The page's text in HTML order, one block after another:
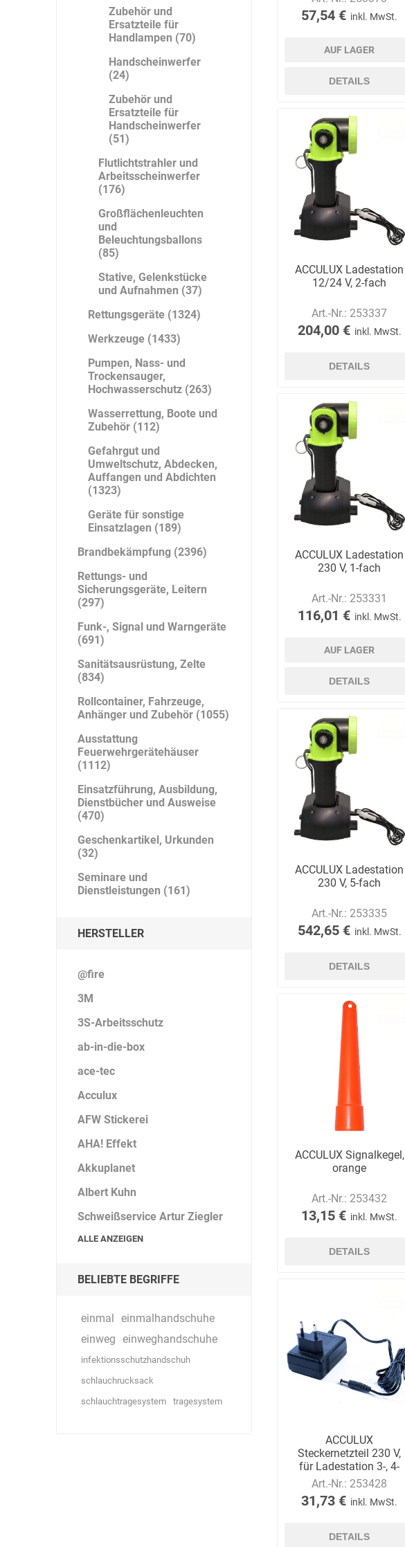
Schlauchboot
E.Pauli
ELECTRO-
MATION
elektron
systeme
Elried
57,54 € inkl. MwSt.
AUF LAGER
DETAILS
ACCULUX Ladestation
12/24 V, 2-fach
Art.-Nr.: 253337
204,00 € inkl. MwSt.
DETAILS
ACCULUX Ladestation
230 V, 1-fach
Art.-Nr.: 253331
116,01 € inkl. MwSt.
AUF LAGER
DETAILS
ACCULUX Ladestation
230 V, 5-fach
Art.-Nr.: 253335
542,65 € inkl. MwSt.
DETAILS
ACCULUX Signalkegel,
orange
Art.-Nr.: 253432
13,15 € inkl. MwSt.
DETAILS
ACCULUX
Steckernetzteil 230 V,
für Ladestation 3-, 4-
oder 5-fach
Art.-Nr.: 253428
31,73 € inkl. MwSt.
DETAILS
Zubehör und
Ersatzteile für
Handlampen (70)
Handscheinwerfer
(24)
Zubehör und
Ersatzteile für
Handscheinwerfer
(51)
Flutlichtstrahler und
Arbeitsscheinwerfer
(176)
Großflächenleuchten
und
Beleuchtungsballons
(85)
Stative, Gelenkstücke
und Aufnahmen (37)
Rettungsgeräte (1324)
Werkzeuge (1433)
Pumpen, Nass- und
Trockensauger,
Hochwasserschutz (263)
Wasserrettung, Boote und
Zubehör (112)
Gefahrgut und
Umweltschutz, Abdecken,
Auffangen und Abdichten
(1323)
Geräte für sonstige
Einsatzlagen (189)
Brandbekämpfung (2396)
Rettungs- und
Sicherungsgeräte, Leitern
(297)
Funk-, Signal und Warngeräte
(691)
Sanitätsausrüstung, Zelte
(834)
Rollcontainer, Fahrzeuge,
Anhänger und Zubehör (1055)
Ausstattung
Feuerwehrgerätehäuser
(1112)
Einsatzführung, Ausbildung,
Dienstbücher und Ausweise
(470)
Geschenkartikel, Urkunden
(32)
Seminare und
Dienstleistungen (161)
HERSTELLER
@fire
3M
3S-Arbeitsschutz
ab-in-die-box
ace-tec
Acculux
AFW Stickerei
AHA! Effekt
Akkuplanet
Albert Kuhn
Schweißservice Artur Ziegler
ALLE ANZEIGEN
BELIEBTE BEGRIFFE
einmal einmalhandschuhe
einweg einweghandschuhe
infektionsschutzhandschuh
schlauchrucksack
schlauchtragesystem
tragesystem